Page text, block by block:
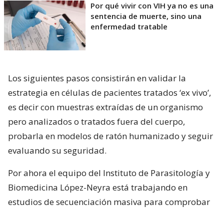
Por qué vivir con VIH ya no es una
sentencia de muerte, sino una
enfermedad tratable
Los siguientes pasos consistirán en validar la
estrategia en células de pacientes tratados ‘ex vivo’,
es decir con muestras extraídas de un organismo
pero analizados o tratados fuera del cuerpo,
probarla en modelos de ratón humanizado y seguir
evaluando su seguridad.
Por ahora el equipo del Instituto de Parasitología y
Biomedicina López-Neyra está trabajando en
estudios de secuenciación masiva para comprobar